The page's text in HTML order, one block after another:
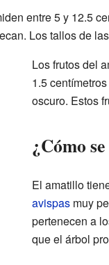
entre 5 y 12.5
Los tallos de
Los frutos del
1.5
oscuro. Estos
¿Cómo
El amatillo
avispasmuy
pertenecen a
que el árbol